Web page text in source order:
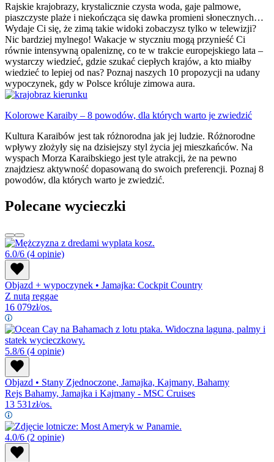
Rajskie krajobrazy, krystalicznie czysta woda, gaje palmowe,
piaszczyste plaże i niekończąca się dawka promieni słonecznych…
Wydaje Ci się, że zimą takie widoki zobaczysz tylko w telewizji?
Nic bardziej mylnego! Wakacje w styczniu mogą przynieść Ci
równie intensywną opaleniznę, co te w trakcie europejskiego lata –
wystarczy wiedzieć, gdzie szukać ciepłych krajów, a kto miałby
wiedzieć to lepiej od nas? Poznaj naszych 10 propozycji na udany
wypoczynek, gdy w Polsce króluje zimowa aura.
Kolorowe Karaiby – 8 powodów, dla których warto je zwiedzić
Kultura Karaibów jest tak różnorodna jak jej ludzie. Różnorodne
wpływy złożyły się na dzisiejszy styl życia jej mieszkańców. Na
wyspach Morza Karaibskiego jest tyle atrakcji, że na pewno
znajdziesz aktywność dopasowaną do swoich preferencji. Poznaj 8
powodów, dla których warto je zwiedzić.
Polecane wycieczki
6.0/6 (4 opinie)
Objazd + wypoczynek • Jamajka: Cockpit Country
Z nutą reggae
16 079zł/os.
5.8/6 (4 opinie)
Objazd • Stany Zjednoczone, Jamajka, Kajmany, Bahamy
Rejs Bahamy, Jamajka i Kajmany - MSC Cruises
13 531zł/os.
4.0/6 (2 opinie)